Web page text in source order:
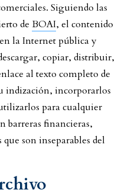
Siguiendo las
de BOAI, el contenido
la Internet pública y
copiar, distribuir,
al texto completo de
indización, incorporarlos
para cualquier
barreras financieras,
son inseparables del